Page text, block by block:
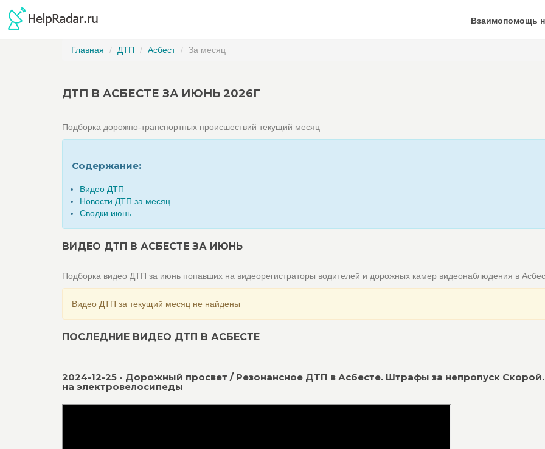
Взаимопомощь
Главная ДТП Асбест За месяц
ДТП В АСБЕСТЕ ЗА ИЮНЬ 2026Г
Подборка дорожно-транспортных происшествий текущий месяц
Содержание:
Видео ДТП
Новости ДТП за месяц
Сводки июнь
ВИДЕО ДТП В АСБЕСТЕ ЗА ИЮНЬ
Подборка видео ДТП за июнь попавших на видеорегистраторы водителей и дорожных камер видеонаблюдения в
Видео ДТП за текущий месяц не найдены
ПОСЛЕДНИЕ ВИДЕО ДТП В АСБЕСТЕ
2024-12-25 - Дорожный просвет / Резонансное ДТП в Асбесте. Штрафы за непропуск
на электровелосипеды